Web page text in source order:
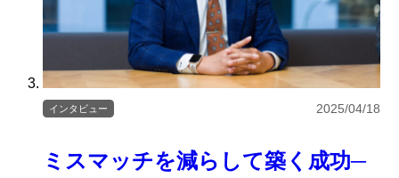
ミスマッチを減らして築く成功─
インタビュー 2025/04/18